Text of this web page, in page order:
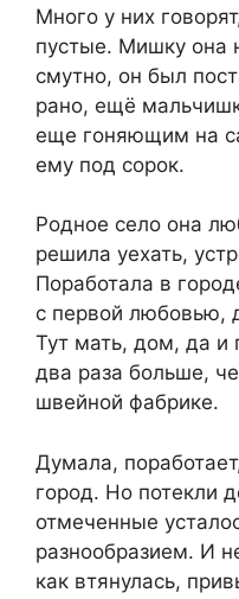
Много у них
пустые. Мишку она
смутно, он был
рано, ещё
еще гоняющим на
ему под сорок.
Родное село она
решила уехать,
Поработала в
с первой любовью,
Тут мать, дом, да и
два раза больше,
швейной фабрике.
Думала,
город. Но потекли
отмеченные
разнообразием. И
как втянулась,